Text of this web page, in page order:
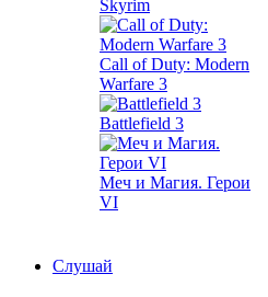
Skyrim
Call of Duty: Modern
Warfare 3
Battlefield 3
Меч и Магия. Герои
VI
Слушай